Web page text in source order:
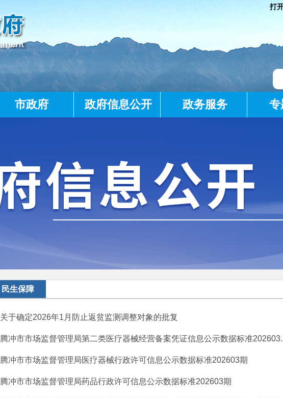
打
市政府 政府信息公开 政务服务 专
民生保障
关于确定2026年1月防止返贫监测调整对象的批复
腾冲市市场监督管理局第二类医疗器械经营备案凭证信息公示数据标准
腾冲市市场监督管理局医疗器械行政许可信息公示数据标准202603期
腾冲市市场监督管理局药品行政许可信息公示数据标准202603期